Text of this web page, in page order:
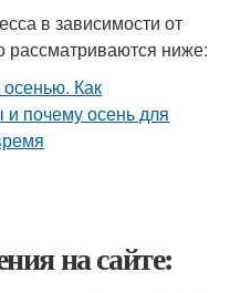
в зависимости от
рассматриваются ниже:
на сайте: